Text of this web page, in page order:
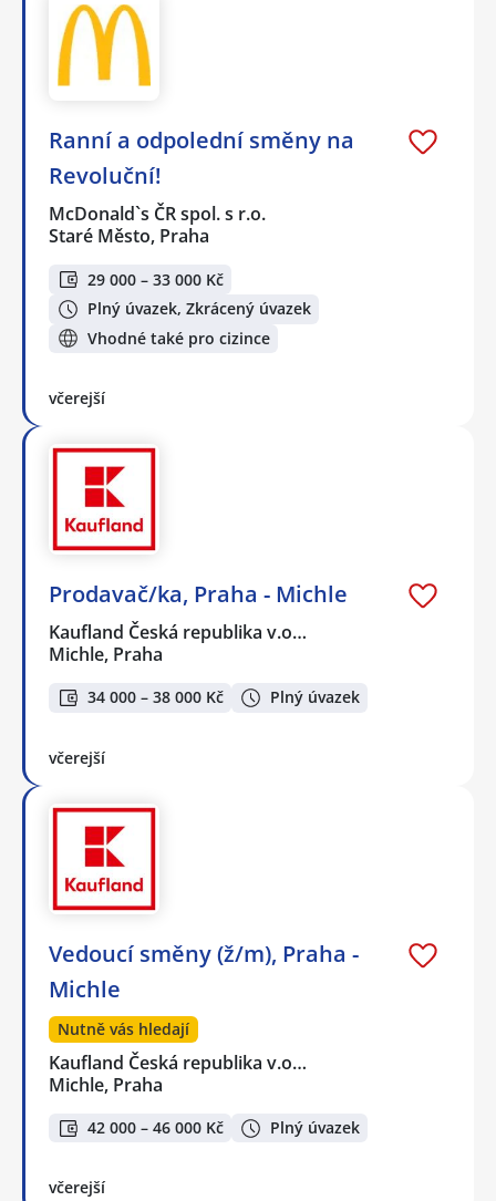
Ranní a odpolední směny na
Revoluční!
McDonald`s ČR spol. s r.o.
Staré Město, Praha
29 000 – 33 000 Kč
Plný úvazek, Zkrácený úvazek
Vhodné také pro cizince
včerejší
Prodavač/ka, Praha - Michle
Kaufland Česká republika v.o…
Michle, Praha
34 000 – 38 000 Kč Plný úvazek
včerejší
Vedoucí směny (ž/m), Praha -
Michle
Nutně vás hledají
Kaufland Česká republika v.o…
Michle, Praha
42 000 – 46 000 Kč Plný úvazek
včerejší